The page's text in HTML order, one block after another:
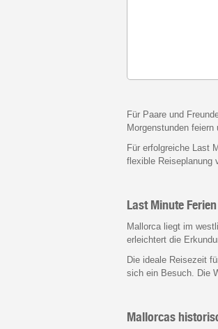
Für Paare und
Morgenstunden
Für erfolgreiche Last
flexible Reiseplanung
Last Minute
Mallorca liegt im
erleichtert die
Die ideale Reisezeit
sich ein Besuch. Die
Mallorcas